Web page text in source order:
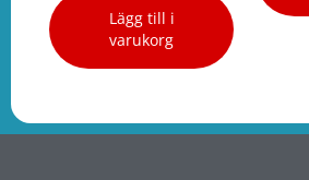
Lägg till i
varukorg